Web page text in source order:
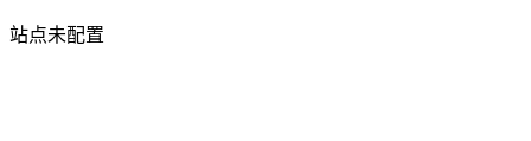
站点未配置